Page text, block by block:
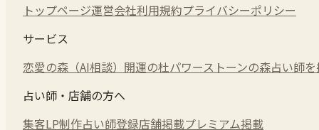
トップページ運営会社利用規約プライバシーポリシー
サービス
恋愛の森（AI相談） 開運の杜パワーストーンの森占い師
占い師・店舗の方へ
集客LP制作占い師登録店舗掲載プレミアム掲載